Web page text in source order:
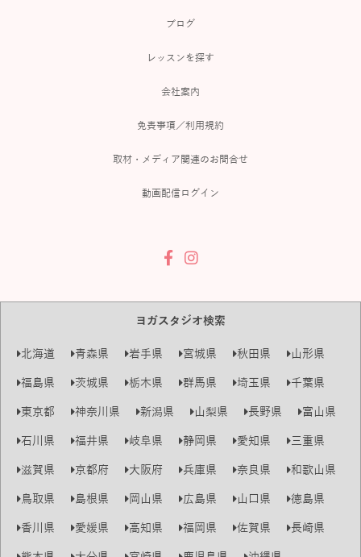
ブログ
レッスンを探す
会社案内
免責事項／利用規約
取材・メディア関連のお問合せ
動画配信ログイン
ヨガスタジオ検索
北海道 青森県 岩手県 宮城県 秋田県
山形県
福島県
茨城県 栃木県 群馬県 埼玉県
千葉県
東京都
神奈川県 新潟県 山梨県 長野県
富山県
石川県
福井県 岐阜県 静岡県 愛知県
三重県
滋賀県
京都府 大阪府 兵庫県 奈良県
和歌山県
鳥取県
島根県 岡山県 広島県 山口県
徳島県
香川県
愛媛県 高知県 福岡県 佐賀県
長崎県